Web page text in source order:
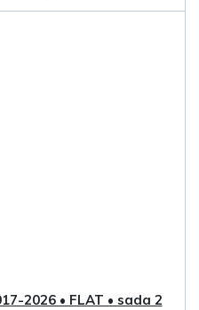
2026 • FLAT • sada 2